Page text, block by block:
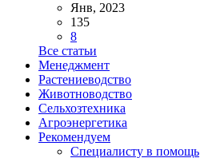
Янв, 2023
135
8
Все статьи
Менеджмент
Растениеводство
Животноводство
Сельхозтехника
Агроэнергетика
Рекомендуем
Специалисту в помощь